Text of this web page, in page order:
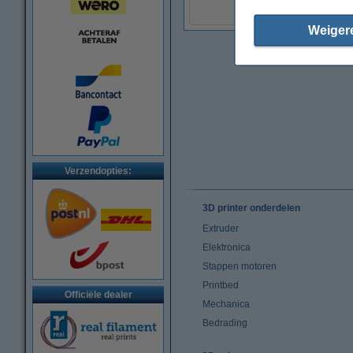
Verzendopties:
Officiële dealer
3D printer onderdelen
Extruder
Elektronica
Stappen motoren
Printbed
Mechanica
Bedrading